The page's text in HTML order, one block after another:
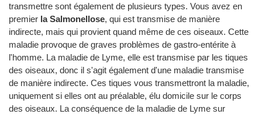
transmettre sont également de plusieurs types. Vous avez en
premier la Salmonellose, qui est transmise de manière
indirecte, mais qui provient quand même de ces oiseaux. Cette
maladie provoque de graves problèmes de gastro-entérite à
l'homme. La maladie de Lyme, elle est transmise par les tiques
des oiseaux, donc il s'agit également d'une maladie transmise
de manière indirecte. Ces tiques vous transmettront la maladie,
uniquement si elles ont au préalable, élu domicile sur le corps
des oiseaux. La conséquence de la maladie de Lyme sur